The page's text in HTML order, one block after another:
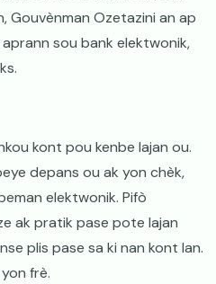
Gouvènman Ozetazini an ap
sou bank elektwonik,
kont pou kenbe lajan ou.
depans ou ak yon chèk,
elektwonik. Pifò
ak pratik pase pote lajan
plis pase sa ki nan kont lan.
frè.